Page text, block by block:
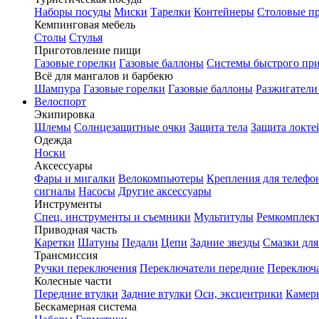
Наборы посуды Миски Тарелки Контейнеры Столовые
Кемпинговая мебель
Столы Стулья
Приготовление пищи
Газовые горелки Газовые баллоны Системы быстрого
Всё для мангалов и барбекю
Шампура Газовые горелки Газовые баллоны
Велоспорт
Экипировка
Шлемы Солнцезащитные очки Защита тела Защита
Одежда
Носки
Аксессуары
Фары и мигалки Велокомпьютеры Крепления для
сигналы Насосы Другие аксессуары
Инструменты
Спец. инструменты и съемники Мультитулы
Приводная часть
Каретки Шатуны Педали Цепи Задние звезды Смазки
Трансмиссия
Ручки переключения Переключатели передние
Колесные части
Передние втулки Задние втулки Оси, эксцентрики
Бескамерная система